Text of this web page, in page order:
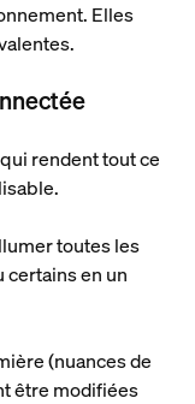
Elles
rendent tout ce
toutes les
certains en un
(nuances de
être modifiées